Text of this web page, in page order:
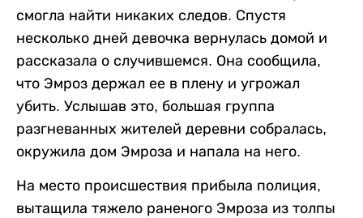
смогла найти никаких следов. Спустя
несколько дней девочка вернулась домой и
рассказала о случившемся. Она сообщила,
что Эмроз держал ее в плену и угрожал
убить. Услышав это, большая группа
разгневанных жителей деревни собралась,
окружила дом Эмроза и напала на него.
На место происшествия прибыла полиция,
вытащила тяжело раненого Эмроза из толпы